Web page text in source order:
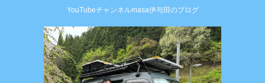
YouTubeチャンネルmasa伊与田のブログ